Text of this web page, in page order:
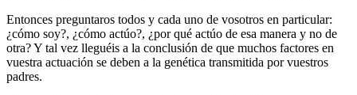
Entonces preguntaros todos y cada uno de vosotros en particular:
¿cómo soy?, ¿cómo actúo?, ¿por qué actúo de esa manera y no de
otra? Y tal vez lleguéis a la conclusión de que muchos factores en
vuestra actuación se deben a la genética transmitida por vuestros
padres.